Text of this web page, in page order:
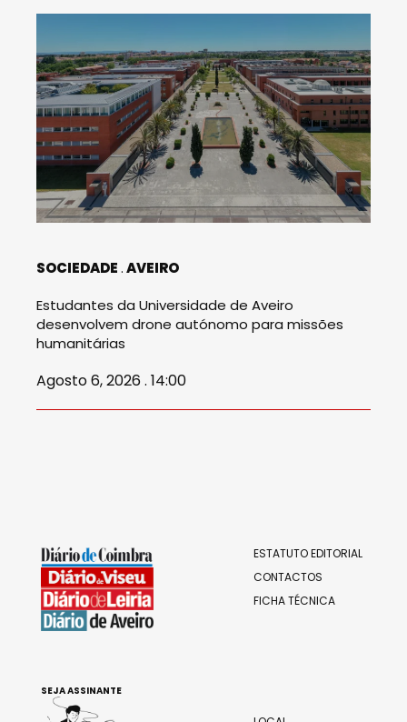
SOCIEDADE AVEIRO
Estudantes da Universidade de Aveiro
desenvolvem drone autónomo para missões
humanitárias
Agosto 6, 2026 . 14:00
ESTATUTO EDITORIAL
CONTACTOS
FICHA TÉCNICA
SEJA ASSINANTE